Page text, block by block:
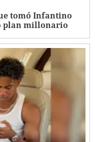
tomó Infantino
plan millonario